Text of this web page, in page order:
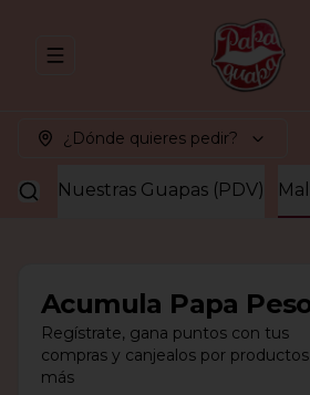
Abrir menu de navegación
¿Dónde quieres pedir?
Nuestras Guapas (PDV)
Acumula Papa
Regístrate, gana puntos con tus
compras y canjealos por
más